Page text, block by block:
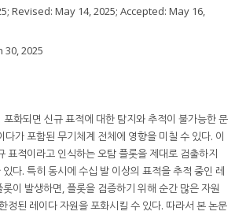
; Revised: May 14, 2025; Accepted: May 16,
30, 2025
포화되면 신규 표적에 대한 탐지와 추적이 불가능한 문
다가 포함된 무기체계 전체에 영향을 미칠 수 있다. 이
표적이라고 인식하는 오탐 플롯을 제대로 검출하지
다. 특히 동시에 수십 발 이상의 표적을 추적 중인 레
이 발생하면, 플롯을 검증하기 위해 순간 많은 자원
정된 레이다 자원을 포화시킬 수 있다. 따라서 본 논문